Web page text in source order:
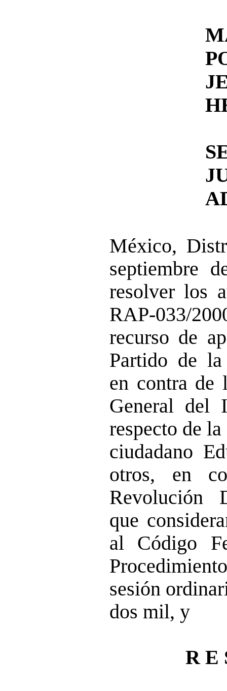
México,
septiembre
resolver los
RAP-033/
recurso de
Partido de
en contra de
General del
respecto de
ciudadano
otros, en
Revolución
que
al Código
sesión
dos mil, y
R E